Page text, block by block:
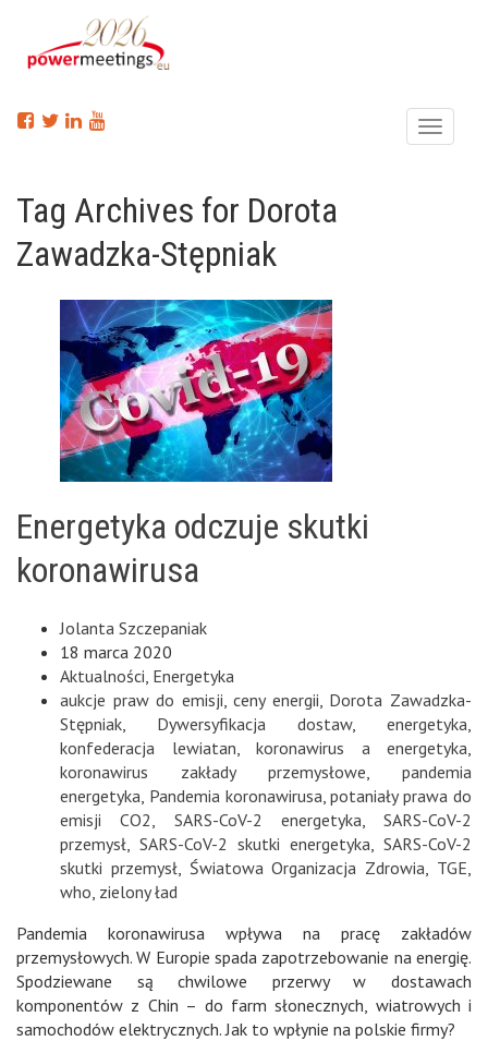
Menu
Tag Archives for Dorota
Zawadzka-Stępniak
Energetyka odczuje skutki
koronawirusa
Jolanta Szczepaniak
18 marca 2020
Aktualności Energetyka
aukcje praw do emisji ,ceny energii Dorota Zawadzka-
Stępniak
Dywersyfikacja dostaw, energetyka
konfederacja lewiatan
koronawirus a energetyka
koronawirus zakłady przemysłowe
pandemia
energetyka Pandemia koronawirusa ,potaniały prawa do
emisji CO2
SARS-CoV-2 energetyka
SARS-CoV-2
przemysł SARS-CoV-2 skutki energetyka
SARS-CoV-2
skutki przemysł, Światowa Organizacja Zdrowia TGE
who zielony ład
Pandemia koronawirusa wpływa na pracę zakładów
przemysłowych. W Europie spada zapotrzebowanie na energię.
Spodziewane są chwilowe przerwy w dostawach
komponentów z Chin – do farm słonecznych, wiatrowych i
samochodów elektrycznych. Jak to wpłynie na polskie firmy?